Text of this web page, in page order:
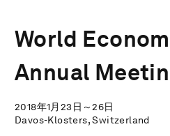
World
Annual
2018年1月23日～26日
Davos-Klosters, Switzerland